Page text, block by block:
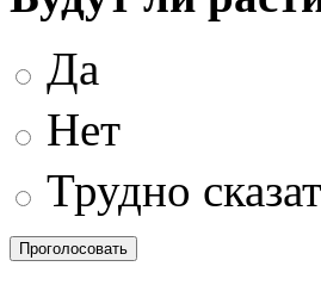
Да
Нет
Трудно